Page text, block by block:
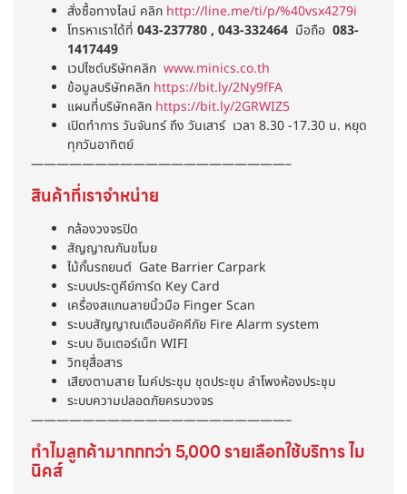
สั่งซื้อทางไลน์ คลิก http://line.me/ti/p/%40vsx4279i
โทรหาเราได้ที่ 043-237780 , 043-332464 มือถือ 083-
1417449
เวปไซต์บริษัทคลิก www.minics.co.th
ข้อมูลบริษัทคลิก https://bit.ly/2Ny9fFA
แผนที่บริษัทคลิก https://bit.ly/2GRWIZ5
เปิดทำการ วันจันทร์ ถึง วันเสาร์ เวลา 8.30 -17.30 น. หยุด
ทุกวันอาทิตย์
————————————————————–
สินค้าที่เราจำหน่าย
กล้องวงจรปิด
สัญญาณกันขโมย
ไม้กั้นรถยนต์ Gate Barrier Carpark
ระบบประตูคีย์การ์ด Key Card
เครื่องสแกนลายนิ้วมือ Finger Scan
ระบบสัญญาณเตือนอัคคีภัย Fire Alarm system
ระบบ อินเตอร์เน็ท WIFI
วิทยุสื่อสาร
เสียงตามสาย ไมค์ประชุม ชุดประชุม ลำโพงห้องประชุม
ระบบความปลอดภัยครบวงจร
————————————————————–
ทำไมลูกค้ามากกกว่า 5,000 รายเลือกใช้บริการ ไม
นิคส์